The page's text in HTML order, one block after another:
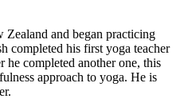
and began practicing
completed his first yoga teacher
he completed another one, this
approach to yoga. He is